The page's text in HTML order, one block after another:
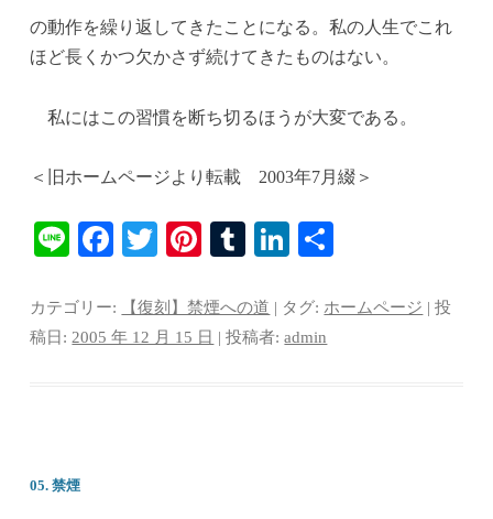
の動作を繰り返してきたことになる。私の人生でこれ
ほど長くかつ欠かさず続けてきたものはない。
私にはこの習慣を断ち切るほうが大変である。
＜旧ホームページより転載 2003年7月綴＞
Li
Fa
bo
ok
T
tte
r
Pi
er
es
T
m
bl
Li
ed
In
カテゴリー: 【復刻】禁煙への道 | タグ: ホームページ | 投
稿日: 2005 年 12 月 15 日 |投稿者:admin
05. 禁煙